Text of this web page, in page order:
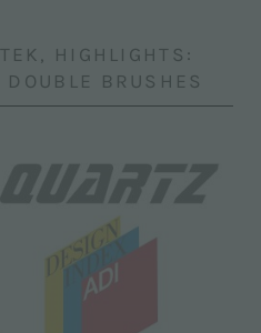
HIGHLIGHTS:
BRUSHES